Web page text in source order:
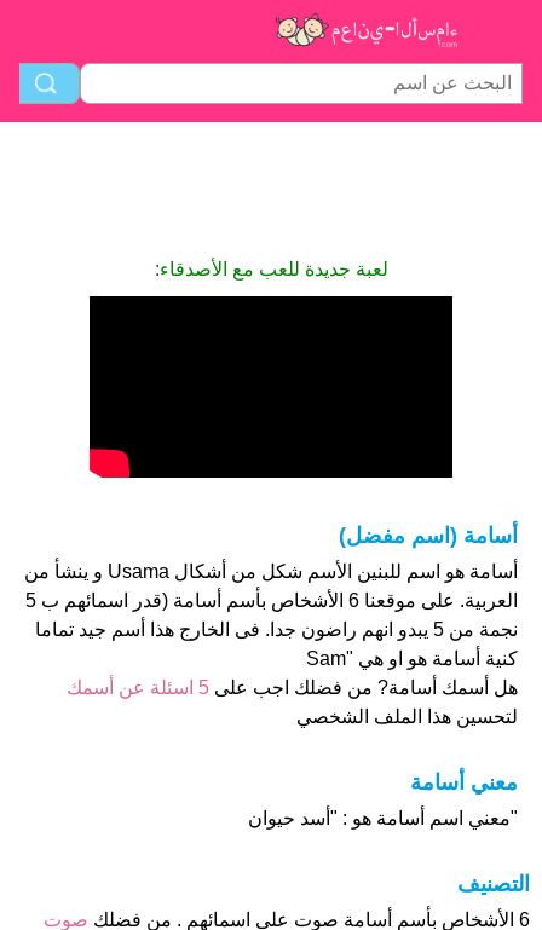
لعبة جديدة للعب مع الأصدقاء:
أسامة (اسم مفضل)
أسامة هو اسم للبنين الأسم شكل من أشكال Usama و ينشأ من
العربية. على موقعنا 6 الأشخاص بأسم أسامة (قدر اسمائهم ب 5
نجمة من 5 يبدو انهم راضون جدا. فى الخارج هذا أسم جيد تماما
كنية أسامة هو او هي "Sam
هل أسمك أسامة? من فضلك اجب على 5 اسئلة عن أسمك
لتحسين هذا الملف الشخصي
معني أسامة
"معني اسم أسامة هو : "أسد حيوان
التصنيف
6 الأشخاص بأسم أسامة صوت على اسمائهم . من فضلك
صوت